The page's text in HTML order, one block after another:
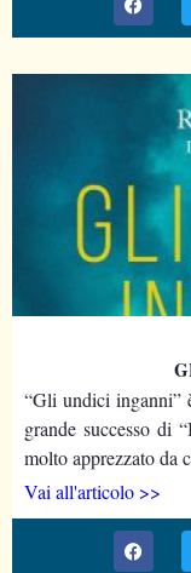
“Gli undici inganni”
grande successo di
molto apprezzato da
Vai all'articolo >>